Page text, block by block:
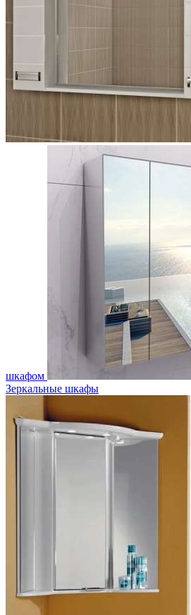
шкафом
Зеркальные шкафы